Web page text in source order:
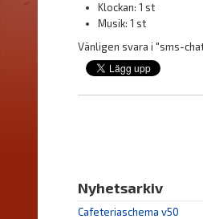
Klockan: 1 st
Musik: 1 st
Vänligen svara i "sms-
Nyhetsarkiv
Cafeteriaschema v50